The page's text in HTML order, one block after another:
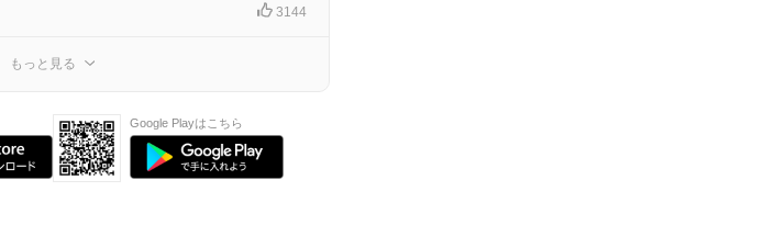
3144
もっと見る
Google Playはこちら